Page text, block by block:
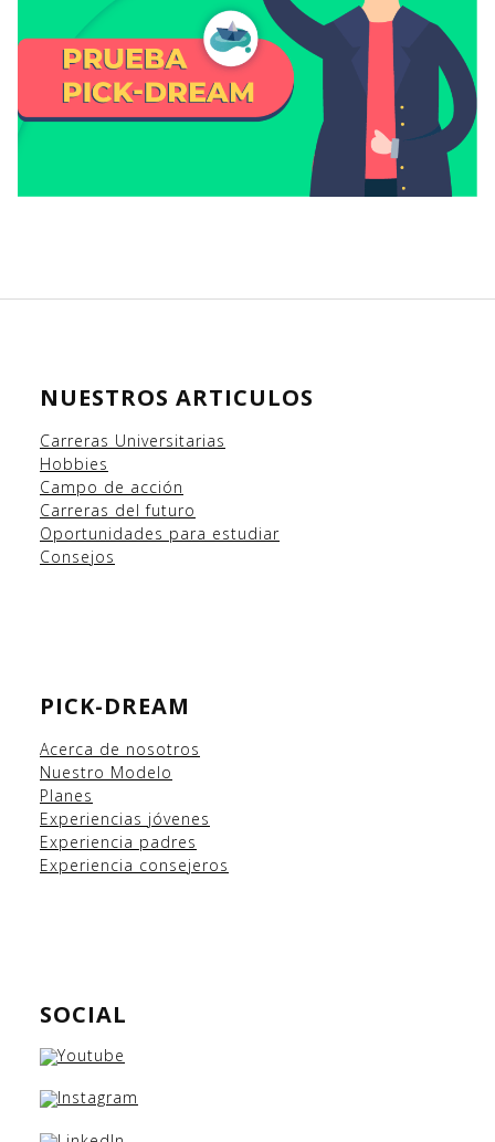
NUESTROS ARTICULOS
Carreras Universitarias
Hobbies
Campo de acción
Carreras del futuro
Oportunidades para estudiar
Consejos
PICK-DREAM
Acerca de nosotros
Nuestro Modelo
Planes
Experiencias jóvenes
Experiencia padres
Experiencia consejeros
SOCIAL